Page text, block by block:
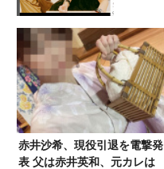
赤井沙希、現役引退を電撃発
表 父は赤井英和、元カレは